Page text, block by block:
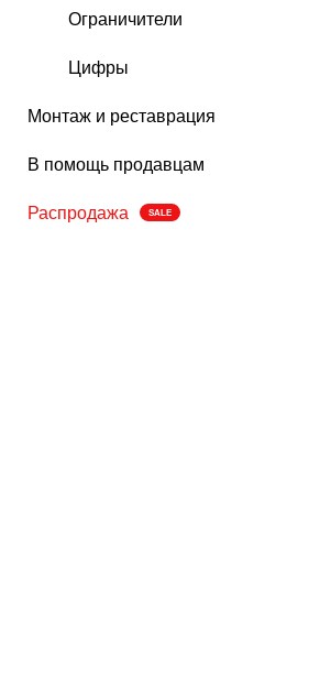
Ограничители
Цифры
Монтаж и реставрация
В помощь продавцам
Распродажа SALE